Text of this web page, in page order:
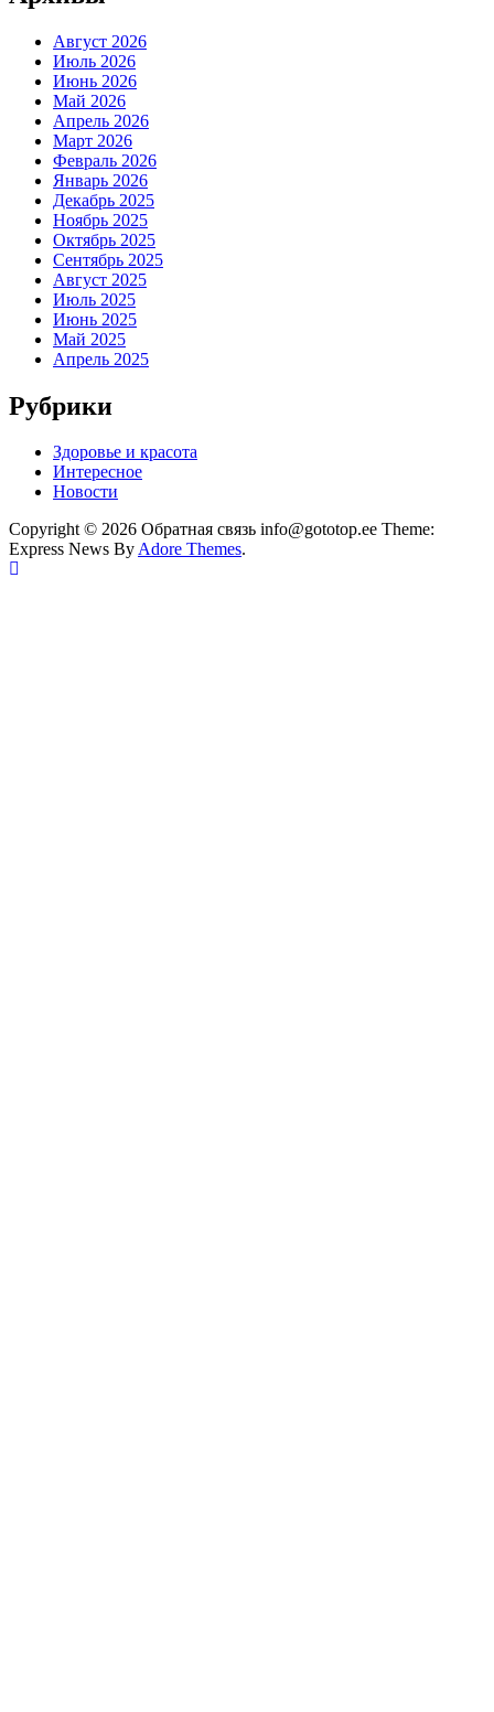
Август 2026
Июль 2026
Июнь 2026
Май 2026
Апрель 2026
Март 2026
Февраль 2026
Январь 2026
Декабрь 2025
Ноябрь 2025
Октябрь 2025
Сентябрь 2025
Август 2025
Июль 2025
Июнь 2025
Май 2025
Апрель 2025
Рубрики
Здоровье и красота
Интересное
Новости
Copyright © 2026 Обратная связь info@gototop.ee Theme:
Express News ByAdore Themes.